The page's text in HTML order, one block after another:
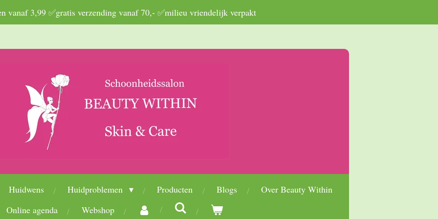
vanaf 3,99 ✅gratis verzending vanaf 70,- ✅milieu vriendelijk verpakt
Huidwens Huidproblemen Producten Blogs
Over Beauty Within
Online agenda
Webshop